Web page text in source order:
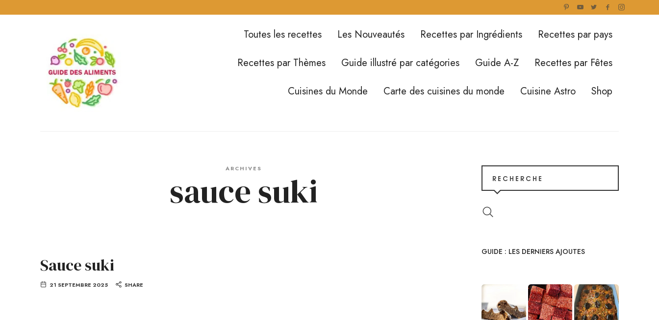
Guide
des
Aliments
Toutes les recettes Les Nouveautés Recettes par Ingrédients
Recettes par pays
Recettes par Thèmes
Guide illustré par catégories Guide A-Z
Recettes par Fêtes
Cuisines du Monde
Carte des cuisines du monde Cuisine Astro Shop
ARCHIVES
sauce suki
Sauce suki
21 SEPTEMBRE 2025 SHARE
RECHERCHE
GUIDE : LES DERNIERS AJOUTES